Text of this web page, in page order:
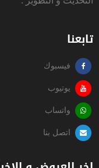
تابعنا
فيسبوك
يوتيوب
واتساب
اتصل بنا